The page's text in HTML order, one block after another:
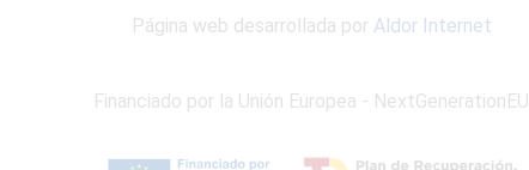
Página web desarrollada por Aldor Internet
Financiado por la Unión Europea - NextGenerationEU